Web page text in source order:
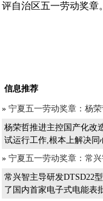
评自治区五一劳动奖章。
信息推荐
» 宁夏五一劳动奖章：杨
杨荣哲推进主控国产化改
试运行工作,根本上解决同
» 宁夏五一劳动奖章：常兴
常兴智主导研发DTSD22
了国内首家电子式电能表